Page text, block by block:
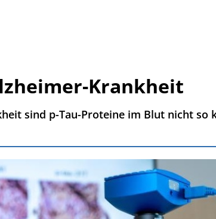
Krankheit
sind p-Tau-Proteine im Blut nicht so